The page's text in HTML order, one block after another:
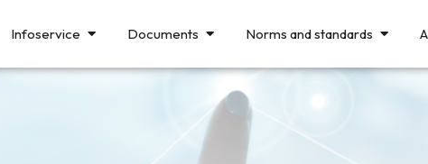
Infoservice Documents Norms and standards